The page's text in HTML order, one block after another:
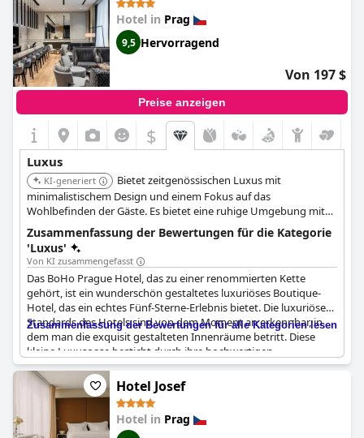
Das Hotel dient als erstklassiger Ausgangspunkt für luxuriöse
Reisen und bietet eine perfekte Basis, um stilvoll zu erkunden.
Das Frühstück wird häufig für seine Opulenz gelobt, die perfekt
zum luxuriösen Gesamtkonzept des Hotels passt. Die Zimmer
halten den hohen Standard und bieten den Gästen ein wahrhaft
verwöhnendes Erlebnis.
Obwohl das Hotel derzeit keine Bar in Betrieb hat, ist es
dennoch eine kostspielige, aber lohnende Wahl für diejenigen,
die Luxus priorisieren. Obwohl dasMichelangelo Grand Hotel
relativ neu ist, hat es sich schnell als erstklassiges Reiseziel
etabliert und spricht diejenigen an, die einen luxuriösen Urlaub
suchen.
Hotel in Prag
9,5 Hervorragend
Von 197 $
Preise anzeigen
$
Luxus
KI-generiert
Bietet zeitgenössischen Luxus mit
minimalistischem Design und einem Fokus auf das
Wohlbefinden der Gäste. Es bietet eine ruhige Umgebung mit
einem Spa und persönlichem Service in zentraler Lage.
Zusammenfassung der Bewertungen für die Kategorie
'Luxus'
Von KI zusammengefasst
Das BoHo Prague Hotel, das zu einer renommierten Kette
gehört, ist ein wunderschön gestaltetes luxuriöses Boutique-
Hotel, das ein echtes Fünf-Sterne-Erlebnis bietet. Die luxuriösen
Standards des Hotels sind von dem Moment an erkennbar, in
dem man die exquisit gestalteten Innenräume betritt. Diese
kleine Luxusoase besticht durch ihre hochwertigen
Annehmlichkeiten und die raffinierte Struktur, die den Gästen
ein Gefühl eleganter Opulenz vermittelt. Die geräumigen,
komfortablen Zimmer sind mit luxuriöser, hochwertiger
Bettwäsche und allen notwendigen Annehmlichkeiten
ausgestattet, die einen Aufenthalt von höchstem Komfort
Zusammenfassung der Bewertungen für alle Kategorien lesen
Hotel Josef
Hotel in Prag